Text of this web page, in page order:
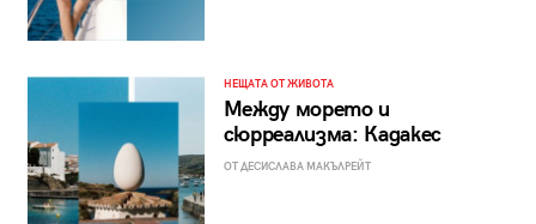
НЕЩАТА ОТ ЖИВОТА
Между морето и
сюрреализма: Кадакес
ОТ ДЕСИСЛАВА МАКЪЛРЕЙТ